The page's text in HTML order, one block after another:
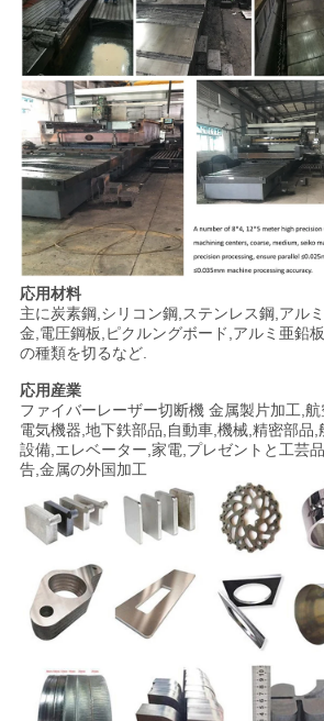
応用材料
主に炭素鋼,シリコン鋼,ステンレス鋼,アル
金,電圧鋼板,ピクルングボード,アルミ亜鉛
の種類を切るなど.
応用産業
ファイバーレーザー切断機 金属製片加工,
電気機器,地下鉄部品,自動車,機械,精密部品
設備,エレベーター,家電,プレゼントと工芸
告,金属の外国加工